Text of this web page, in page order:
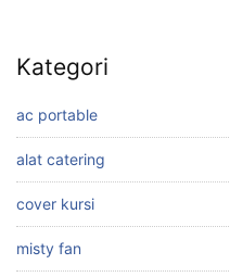
Kategori
ac portable
alat catering
cover kursi
misty fan